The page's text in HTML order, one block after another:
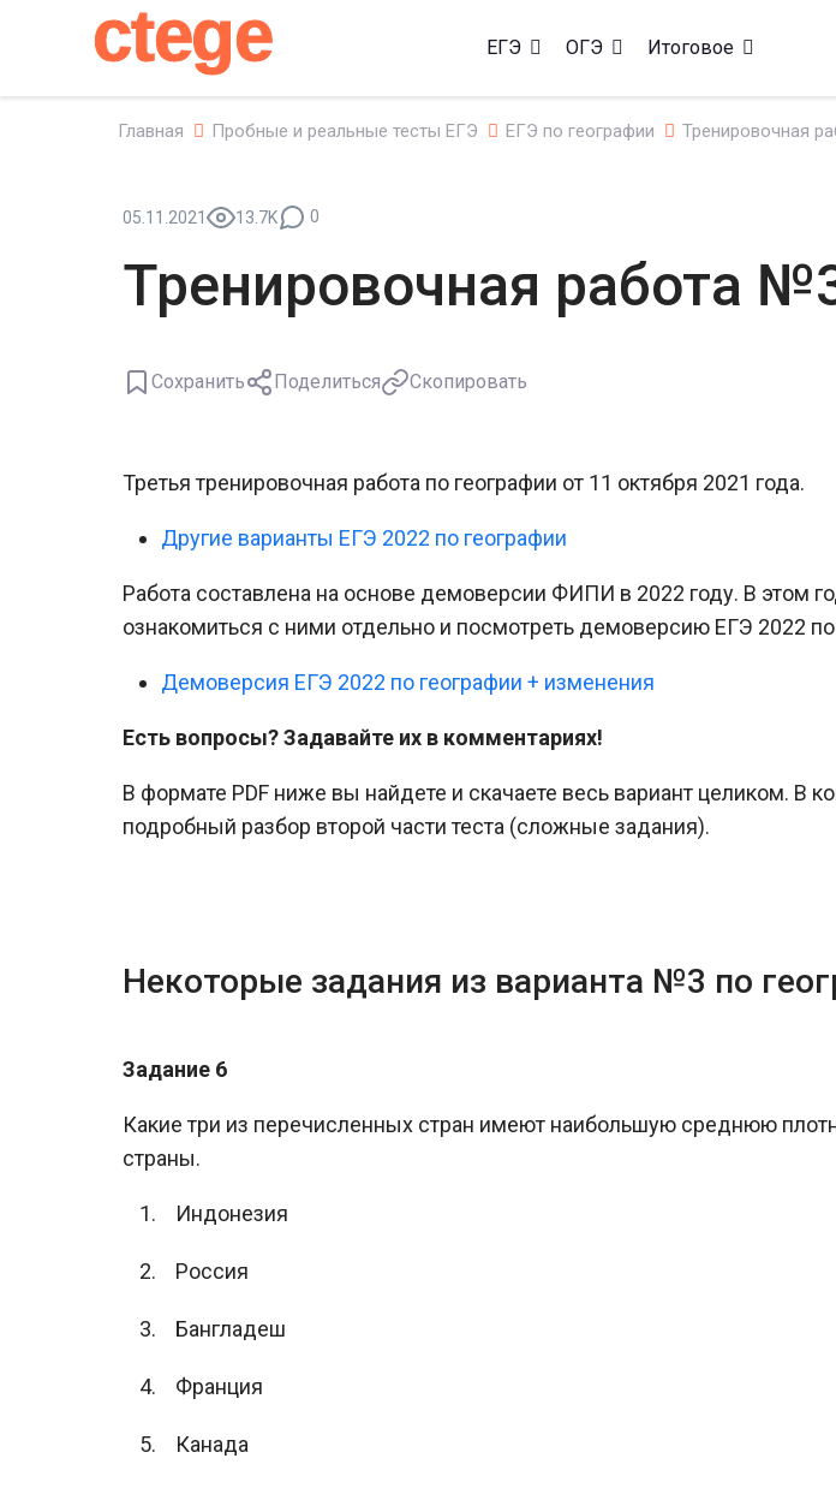
ctege ЕГЭ ОГЭ Итоговое
Главная Пробные и реальные тесты ЕГЭ ЕГЭ по географии Тренировочная
05.11.2021 13.7K 0
Тренировочная работа
Сохранить Поделиться Скопировать
Третья тренировочная работа по географии от 11 октября 2021 года.
Другие варианты ЕГЭ 2022 по географии
Работа составлена на основе демоверсии ФИПИ в 2022 году. В
ознакомиться с ними отдельно и посмотреть демоверсию ЕГЭ 2022 по
Демоверсия ЕГЭ 2022 по географии + изменения
Есть вопросы? Задавайте их в комментариях!
В формате PDF ниже вы найдете и скачаете весь вариант целиком. В
подробный разбор второй части теста (сложные задания).
Некоторые задания из варианта №3 по
Задание 6
Какие три из перечисленных стран имеют наибольшую среднюю
страны.
Индонезия
Россия
Бангладеш
Франция
Канада